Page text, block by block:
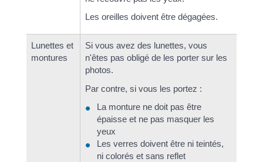
Les oreilles doivent être dégagées.
Lunettes et
montures
Si vous avez des lunettes, vous
n'êtes pas obligé de les porter sur les
photos.
Par contre, si vous les portez :
La monture ne doit pas être
épaisse et ne pas masquer les
yeux
Les verres doivent être ni teintés,
ni colorés et sans reflet